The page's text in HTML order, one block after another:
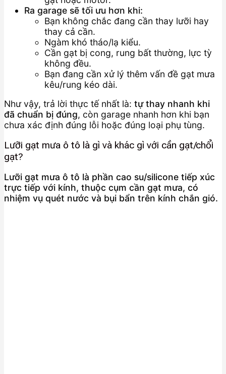
Ra garage sẽ tối ưu hơn khi:
Bạn không chắc đang cần thay lưỡi hay
thay cả cần.
Ngàm khó tháo/lạ kiểu.
Cần gạt bị cong, rung bất thường, lực tỳ
không đều.
Bạn đang cần xử lý thêm vấn đề gạt mưa
kêu/rung kéo dài.
Như vậy, trả lời thực tế nhất là: tự thay nhanh khi
đã chuẩn bị đúng, còn garage nhanh hơn khi bạn
chưa xác định đúng lỗi hoặc đúng loại phụ tùng.
Lưỡi gạt mưa ô tô là gì và khác gì với cần gạt/chổi
gạt?
Lưỡi gạt mưa ô tô là phần cao su/silicone tiếp xúc
trực tiếp với kính, thuộc cụm cần gạt mưa, có
nhiệm vụ quét nước và bụi bẩn trên kính chắn gió.